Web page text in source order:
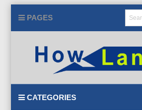
PAGES
CATEGORIES